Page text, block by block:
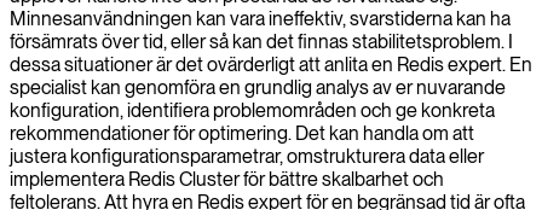
Minnesanvändningen kan vara ineffektiv, svarstiderna kan ha
försämrats över tid, eller så kan det finnas stabilitetsproblem. I
dessa situationer är det ovärderligt att anlita en Redis expert. En
specialist kan genomföra en grundlig analys av er nuvarande
konfiguration, identifiera problemområden och ge konkreta
rekommendationer för optimering. Det kan handla om att
justera konfigurationsparametrar, omstrukturera data eller
implementera Redis Cluster för bättre skalbarhet och
feltolerans. Att hyra en Redis expert för en begränsad tid är ofta